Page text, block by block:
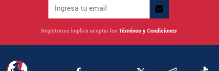
Registrarse implica aceptar los Términos y Condiciones